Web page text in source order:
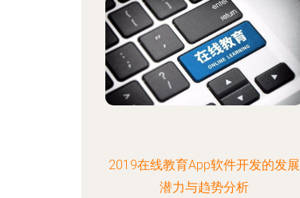
2019在线教育App软件开发的发展
潜力与趋势分析